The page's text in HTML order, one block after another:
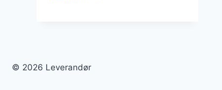
© 2026 Leverandør